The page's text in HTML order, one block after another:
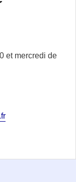
et mercredi de